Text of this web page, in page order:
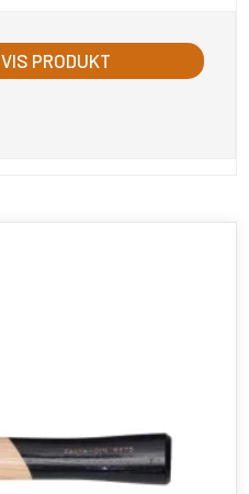
VIS PRODUKT